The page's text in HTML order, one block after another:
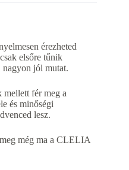
érezheted
elsőre tűnik
jól mutat.
mellett fér meg a
és minőségi
lesz.
még ma a CLELIA